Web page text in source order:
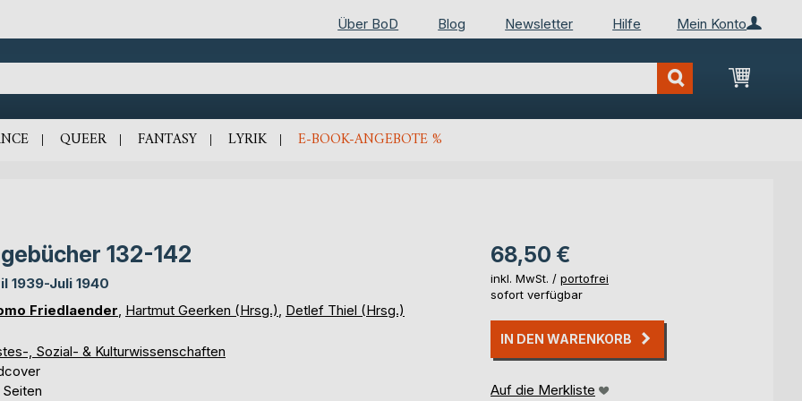
Mein Konto
Über BoD Blog Newsletter Hilfe
Mein
QUEER FANTASY LYRIK E-BOOK-ANGEBOTE %
132-142
1939-Juli 1940
Friedlaender Hartmut Geerken (Hrsg.) Detlef Thiel (Hrsg.)
, Sozial- & Kulturwissenschaften
68,50 €
inkl. MwSt. / portofrei
sofort verfügbar
IN DEN WARENKORB
Auf die Merkliste